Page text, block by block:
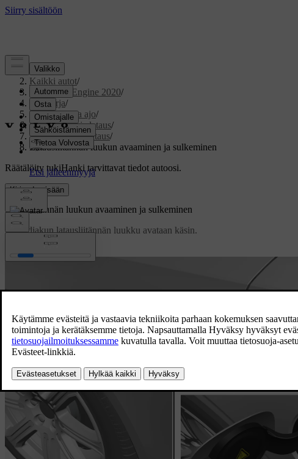
Tuki/
Kaikki autot/
V60 Twin Engine 2020/
Ohjekirja/
Käynnistys ja ajo/
Sähkökäyttö ja lataus/
Hybridiakun lataus/
Latausliitännän luukun avaaminen ja sulkeminen
Räätälöity tukiHanki tarvittavat tiedot autoosi.
Kirjaudu sisään
Latausliitännän luukun avaaminen ja sulkeminen
Hybridiakun latausliitännän luukku avataan käsin.